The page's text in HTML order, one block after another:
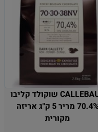
CALLEBAUT שוקולד קליבו
70.4% מריר 5 ק"ג אריזה
מקורית